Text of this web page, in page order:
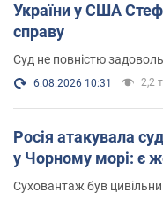
України у США Стефанішиній: що відомо про
справу
Суд не повністю
6.08.2026 10:31 2,2
Росія атакувала
у Чорному морі: є
Суховантаж був